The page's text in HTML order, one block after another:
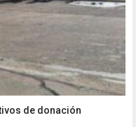
de donación